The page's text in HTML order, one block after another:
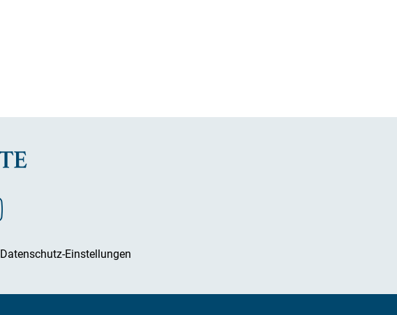
Datenschutz-Einstellungen